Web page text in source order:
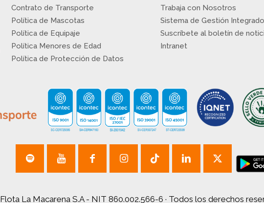
Contrato de Transporte
Política de Mascotas
Política de Equipaje
Política Menores de Edad
Política de Protección de Datos
Trabaja con Nosotros
Sistema de Gestión Integrado
Suscríbete al boletín de
Intranet
Flota La Macarena S.A - NIT 860.002.566-6 · Todos los derechos